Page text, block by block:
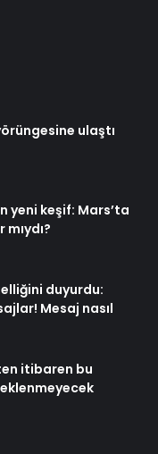
ulaştı
yeni keşif: Mars’ta
duyurdu:
Mesaj nasıl
itibaren bu